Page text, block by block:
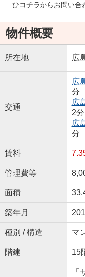
ひコチラからお問い合
物件概要
所在地 広
交通
広
分
広
2分
広
分
賃料
管理費等
面積
築年月
種別 / 構造 マ
階建 15
「